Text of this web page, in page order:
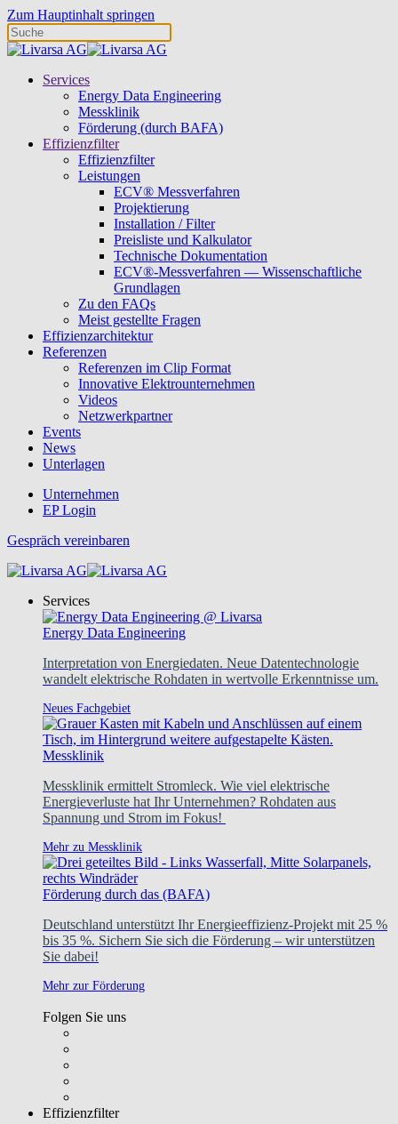
Zum Hauptinhalt springen
Services
Energy Data Engineering
Messklinik
Förderung (durch BAFA)
Effizienzfilter
Effizienzfilter
Leistungen
ECV® Messverfahren
Projektierung
Installation / Filter
Preisliste und Kalkulator
Technische Dokumentation
ECV®-Messverfahren — Wissenschaftliche
Grundlagen
Zu den FAQs
Meist gestellte Fragen
Effizienzarchitektur
Referenzen
Referenzen im Clip Format
Innovative Elektrounternehmen
Videos
Netzwerkpartner
Events
News
Unterlagen
Unternehmen
EP Login
Gespräch vereinbaren
Services
Energy Data Engineering
Interpretation von Energiedaten. Neue Datentechnologie
wandelt elektrische Rohdaten in wertvolle Erkenntnisse um.
Neues Fachgebiet
Messklinik
Messklinik ermittelt Stromleck. Wie viel elektrische
Energieverluste hat Ihr Unternehmen? Rohdaten aus
Spannung und Strom im Fokus!
Mehr zu Messklinik
Förderung durch das (BAFA)
Deutschland unterstützt Ihr Energieeffizienz-Projekt mit 25 %
bis 35 %. Sichern Sie sich die Förderung – wir unterstützen
Sie dabei!
Mehr zur Förderung
Folgen Sie uns
Effizienzfilter